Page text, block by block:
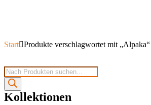
Start Produkte verschlagwortet mit „Alpaka“
Kollektionen